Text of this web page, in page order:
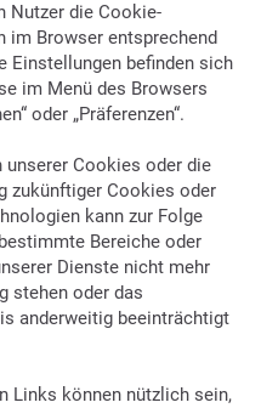
Nutzer die Cookie-
im Browser entsprechend
Einstellungen befinden sich
im Menü des Browsers
oder „Präferenzen“.
unserer Cookies oder die
zukünftiger Cookies oder
kann zur Folge
Bereiche oder
Dienste nicht mehr
stehen oder das
anderweitig beeinträchtigt
Links können nützlich sein,